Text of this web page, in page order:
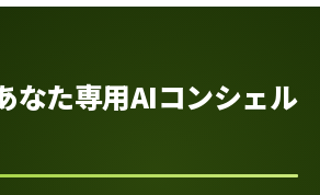
なた専用AIコンシェル